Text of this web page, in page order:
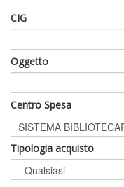
CIG
Oggetto
Centro Spesa
Tipologia acquisto